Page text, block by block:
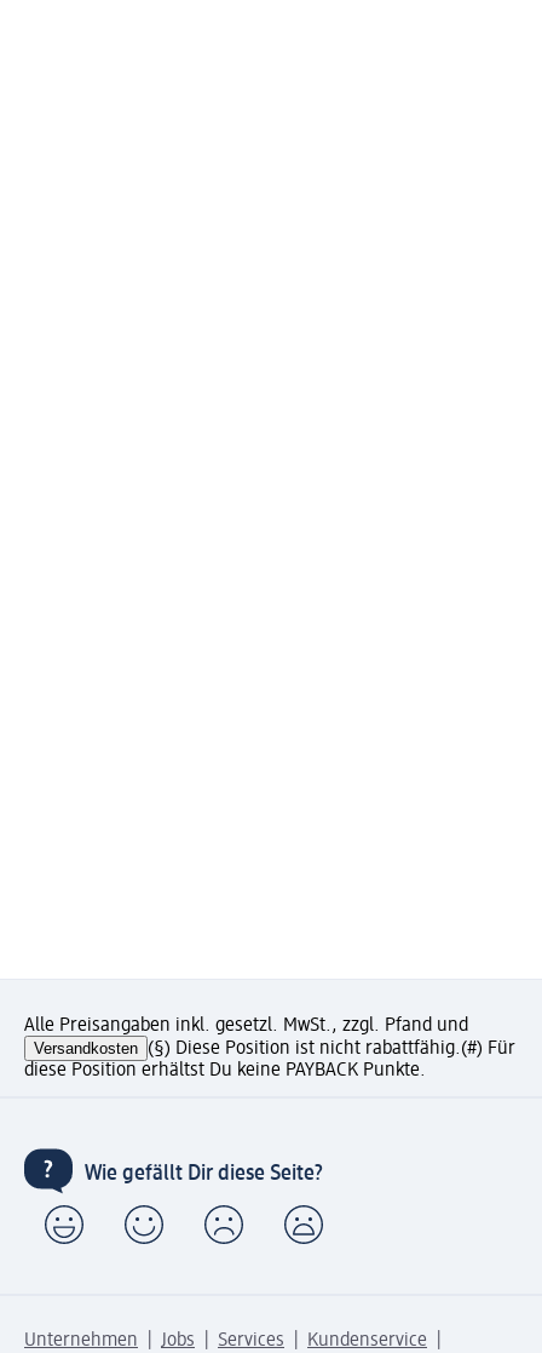
Alle Preisangaben inkl. gesetzl. MwSt., zzgl. Pfand und
Versandkosten (§) Diese Position ist nicht rabattfähig.(#) Für
diese Position erhältst Du keine PAYBACK Punkte.
Wie gefällt Dir diese Seite?
Unternehmen Jobs Services
Kundenservice